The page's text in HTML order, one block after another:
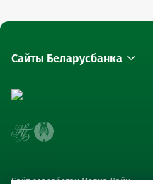
Сайты Беларусбанка
Сайт разработан Медиа Лайн